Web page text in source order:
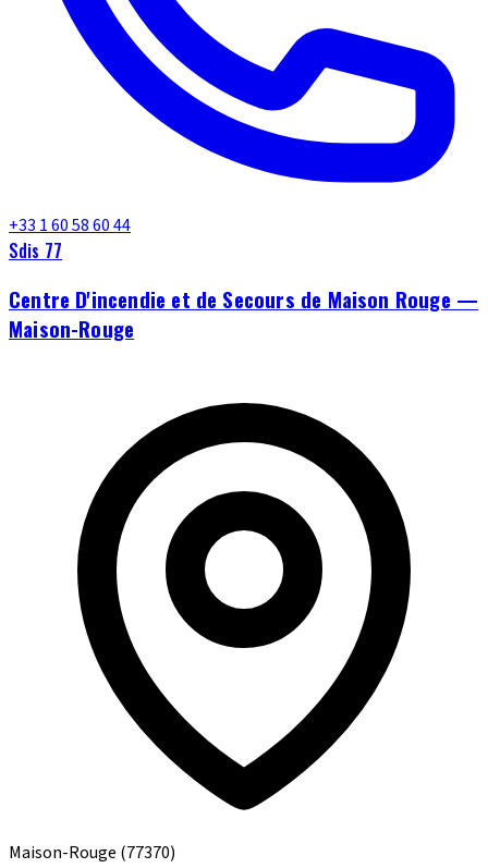
+33 1 60 58 60 44
Sdis 77
Centre D'incendie et de Secours de Maison Rouge —
Maison-Rouge
Maison-Rouge (77370)